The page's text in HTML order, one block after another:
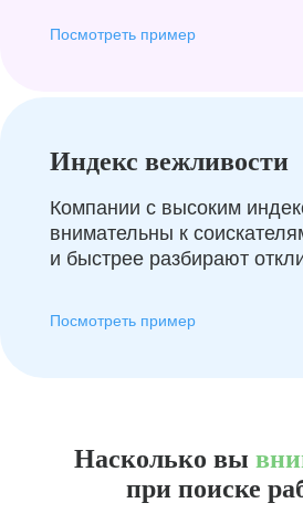
Посмотреть пример
Индекс вежливости
Компании с высоким
внимательны к
и быстрее разбирают
Посмотреть пример
Насколько вы
при поиске